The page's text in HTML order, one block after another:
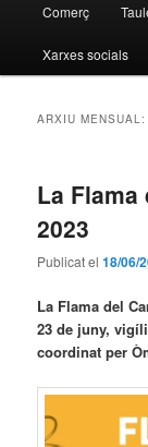
Comerç
Xarxes socials
ARXIU
La Flama
2023
Publicat el18/06/
La Flama del
23 de juny,
coordinat per